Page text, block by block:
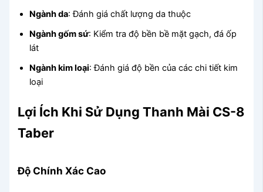
Ngành da: Đánh giá chất lượng da thuộc
Ngành gốm sứ: Kiểm tra độ bền bề mặt gạch, đá ốp
lát
Ngành kim loại: Đánh giá độ bền của các chi tiết kim
loại
Lợi Ích Khi Sử Dụng Thanh Mài CS-8
Taber
Độ Chính Xác Cao